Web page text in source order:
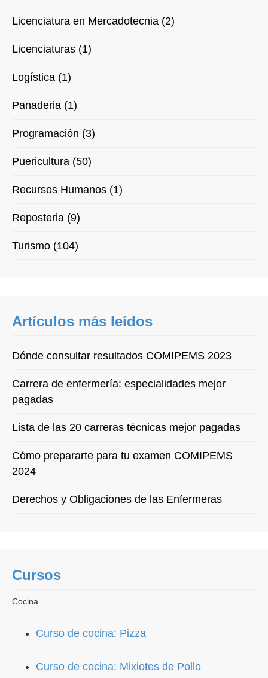
Licenciatura en Mercadotecnia (2)
Licenciaturas (1)
Logística (1)
Panaderia (1)
Programación (3)
Puericultura (50)
Recursos Humanos (1)
Reposteria (9)
Turismo (104)
Artículos más leídos
Dónde consultar resultados COMIPEMS 2023
Carrera de enfermería: especialidades mejor
pagadas
Lista de las 20 carreras técnicas mejor pagadas
Cómo prepararte para tu examen COMIPEMS
2024
Derechos y Obligaciones de las Enfermeras
Cursos
Cocina
Curso de cocina: Pizza
Curso de cocina: Mixiotes de Pollo